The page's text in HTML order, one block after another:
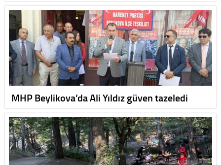
MHP Beylikova’da Ali Yıldız güven tazeledi